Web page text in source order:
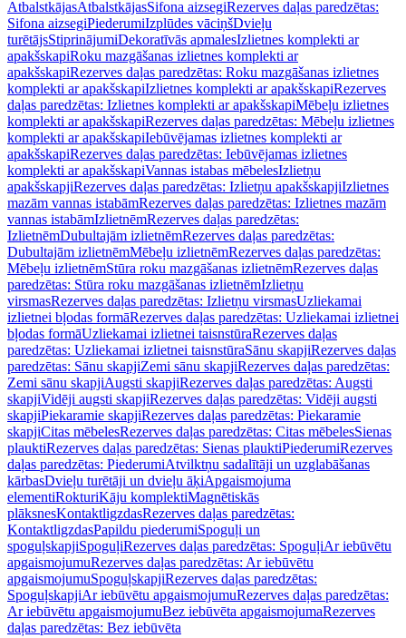
AtbalstkājasAtbalstkājasSifona aizsegiRezerves daļas paredzētas:
Sifona aizsegiPiederumiIzplūdes vāciņšDvieļu
turētājsStiprinājumiDekoratīvās apmalesIzlietnes komplekti ar
apakšskapiRoku mazgāšanas izlietnes komplekti ar
apakšskapiRezerves daļas paredzētas: Roku mazgāšanas izlietnes
komplekti ar apakšskapiIzlietnes komplekti ar apakšskapiRezerves
daļas paredzētas: Izlietnes komplekti ar apakšskapiMēbeļu izlietnes
komplekti ar apakšskapiRezerves daļas paredzētas: Mēbeļu izlietnes
komplekti ar apakšskapiIebūvējamas izlietnes komplekti ar
apakšskapiRezerves daļas paredzētas: Iebūvējamas izlietnes
komplekti ar apakšskapiVannas istabas mēbelesIzlietņu
apakšskapjiRezerves daļas paredzētas: Izlietņu apakšskapjiIzlietnes
mazām vannas istabāmRezerves daļas paredzētas: Izlietnes mazām
vannas istabāmIzlietnēmRezerves daļas paredzētas:
IzlietnēmDubultajām izlietnēmRezerves daļas paredzētas:
Dubultajām izlietnēmMēbeļu izlietnēmRezerves daļas paredzētas:
Mēbeļu izlietnēmStūra roku mazgāšanas izlietnēmRezerves daļas
paredzētas: Stūra roku mazgāšanas izlietnēmIzlietņu
virsmasRezerves daļas paredzētas: Izlietņu virsmasUzliekamai
izlietnei bļodas formāRezerves daļas paredzētas: Uzliekamai izlietnei
bļodas formāUzliekamai izlietnei taisnstūraRezerves daļas
paredzētas: Uzliekamai izlietnei taisnstūraSānu skapjiRezerves daļas
paredzētas: Sānu skapjiZemi sānu skapjiRezerves daļas paredzētas:
Zemi sānu skapjiAugsti skapjiRezerves daļas paredzētas: Augsti
skapjiVidēji augsti skapjiRezerves daļas paredzētas: Vidēji augsti
skapjiPiekaramie skapjiRezerves daļas paredzētas: Piekaramie
skapjiCitas mēbelesRezerves daļas paredzētas: Citas mēbelesSienas
plauktiRezerves daļas paredzētas: Sienas plauktiPiederumiRezerves
daļas paredzētas: PiederumiAtvilktņu sadalītāji un uzglabāšanas
kārbasDvieļu turētāji un dvieļu āķiApgaismojuma
elementiRokturiKāju komplektiMagnētiskās
plāksnesKontaktligzdasRezerves daļas paredzētas:
KontaktligzdasPapildu piederumiSpoguļi un
spoguļskapjiSpoguļiRezerves daļas paredzētas: SpoguļiAr iebūvētu
apgaismojumuRezerves daļas paredzētas: Ar iebūvētu
apgaismojumuSpoguļskapjiRezerves daļas paredzētas:
SpoguļskapjiAr iebūvētu apgaismojumuRezerves daļas paredzētas:
Ar iebūvētu apgaismojumuBez iebūvēta apgaismojumaRezerves
daļas paredzētas: Bez iebūvēta